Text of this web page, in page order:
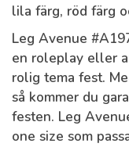
lila färg, röd färg
Leg Avenue
en roleplay eller
rolig tema fest.
så kommer du
festen. Leg
one size som